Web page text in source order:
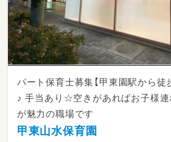
パート保育士募集【甲東園駅から徒
♪ 手当あり☆空きがあればお子様
が魅力の職場です
甲東山水保育園